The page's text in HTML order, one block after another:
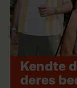
Kendte
deres